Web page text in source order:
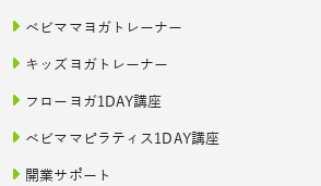
ベビママヨガトレーナー
キッズヨガトレーナー
フローヨガ1DAY講座
ベビママピラティス1DAY講座
開業サポート